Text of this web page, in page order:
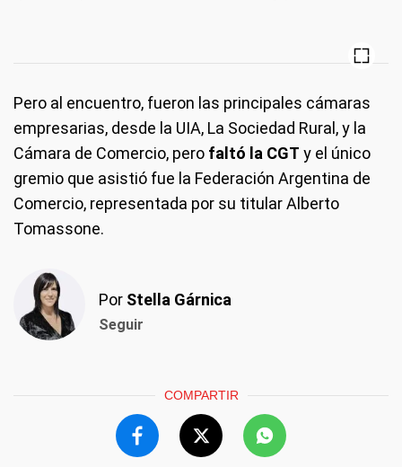
Pero al encuentro, fueron las principales cámaras
empresarias, desde la UIA, La Sociedad Rural, y la
Cámara de Comercio, pero faltó la CGT y el único
gremio que asistió fue la Federación Argentina de
Comercio, representada por su titular Alberto
Tomassone.
Por Stella Gárnica
Seguir
COMPARTIR